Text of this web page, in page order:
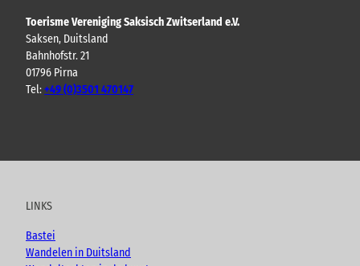
Toerisme Vereniging Saksisch Zwitserland e.V.
Saksen, Duitsland
Bahnhofstr. 21
01796 Pirna
Tel:+49 (0)3501 470147
u
e
c
o
k
s
a
o
LINKS
Bastei
Wandelen in Duitsland